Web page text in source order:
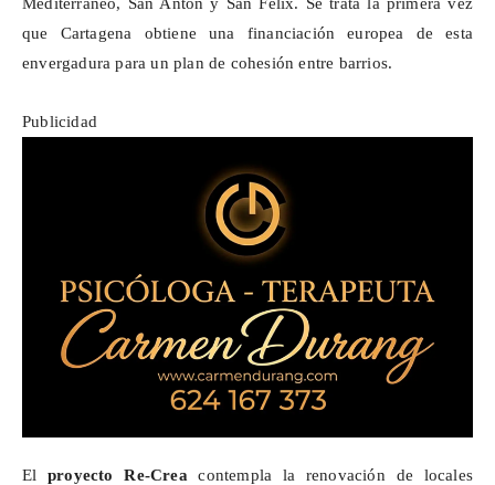
que Cartagena obtiene una financiación europea de esta
envergadura para un plan de cohesión entre barrios.
Publicidad
El proyecto Re-Creacontempla la renovación de locales